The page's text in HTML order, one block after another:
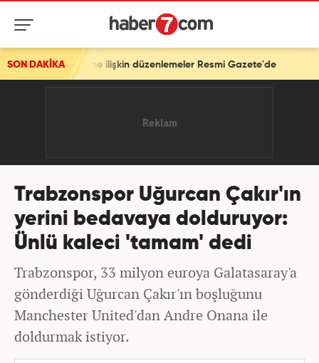
SON DAKİKA
ilişkin düzenlemeler Resmi Gazete'de
Trabzonspor Uğurcan Çakır'ın
yerini bedavaya dolduruyor:
Ünlü kaleci 'tamam' dedi
Trabzonspor, 33 milyon euroya Galatasaray'a
gönderdiği Uğurcan Çakır'ın boşluğunu
Manchester United'dan Andre Onana ile
doldurmak istiyor.